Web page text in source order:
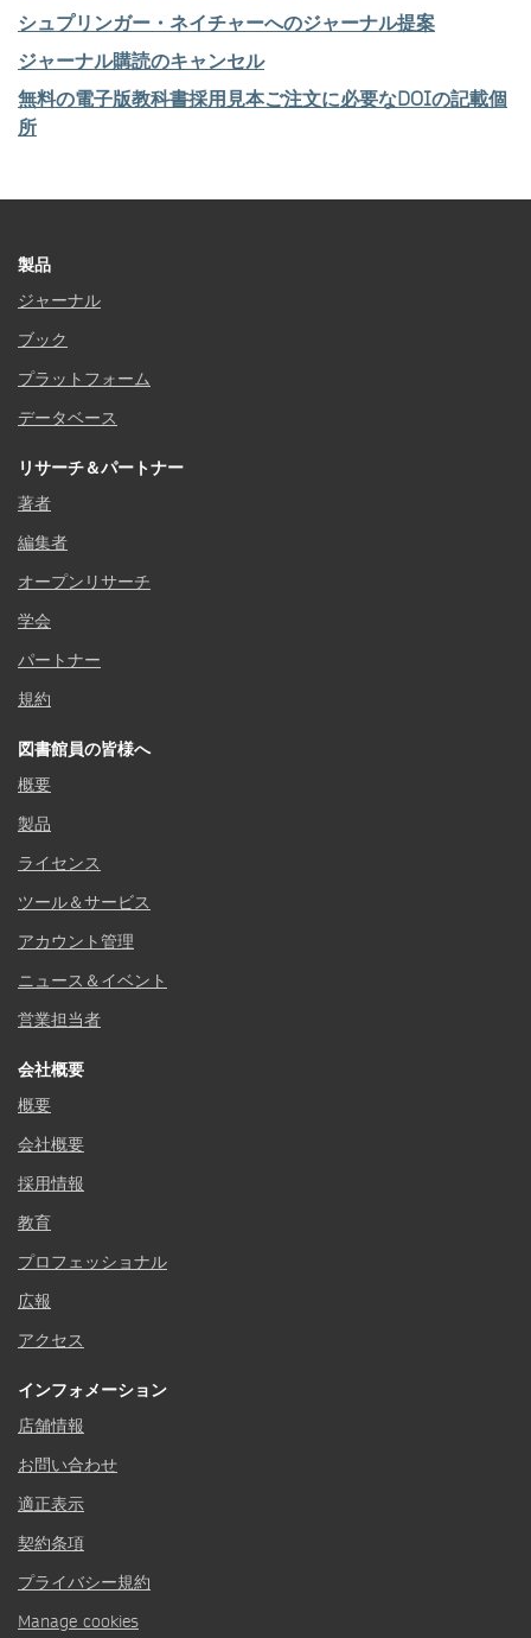
シュプリンガー・ネイチャーへのジャーナル提案
ジャーナル購読のキャンセル
無料の電子版教科書採用見本ご注文に必要なDOIの記載個
所
製品
ジャーナル
ブック
プラットフォーム
データベース
リサーチ＆パートナー
著者
編集者
オープンリサーチ
学会
パートナー
規約
図書館員の皆様へ
概要
製品
ライセンス
ツール＆サービス
アカウント管理
ニュース＆イベント
営業担当者
会社概要
概要
会社概要
採用情報
教育
プロフェッショナル
広報
アクセス
インフォメーション
店舗情報
お問い合わせ
適正表示
契約条項
プライバシー規約
Manage cookies